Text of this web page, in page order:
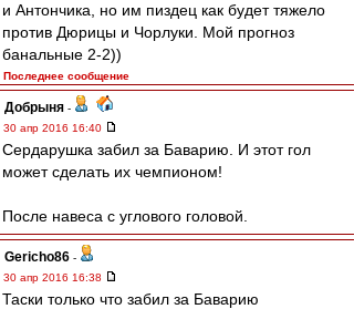
и Антончика, но им пиздец как будет тяжело
против Дюрицы и Чорлуки. Мой прогноз
банальные 2-2))
Последнее сообщение
Добрыня -
30 апр 2016 16:40
Сердарушка забил за Баварию. И этот гол
может сделать их чемпионом!
После навеса с углового головой.
Gericho86 -
30 апр 2016 16:38
Таски только что забил за Баварию